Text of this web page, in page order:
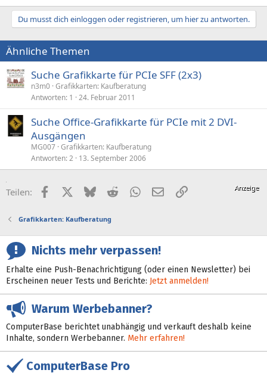
Du musst dich einloggen oder registrieren, um hier zu antworten.
Ähnliche Themen
Suche Grafikkarte für PCIe SFF (2x3)
n3m0 Grafikkarten: Kaufberatung
Antworten 1 24. Februar 2011
Suche Office-Grafikkarte für PCIe mit 2 DVI-
Ausgängen
MG007 Grafikkarten: Kaufberatung
Antworten 2 13. September 2006
Teilen: FacebookX (Twitter)
BlueskyRedditWhatsApp
E-MailLink
Grafikkarten: Kaufberatung
Nichts mehr verpassen!
Erhalte eine Push-Benachrichtigung (oder einen Newsletter) bei
Erscheinen neuer Tests und Berichte: Jetzt anmelden!
Warum Werbebanner?
ComputerBase berichtet unabhängig und verkauft deshalb keine
Inhalte, sondern Werbebanner. Mehr erfahren!
ComputerBase Pro